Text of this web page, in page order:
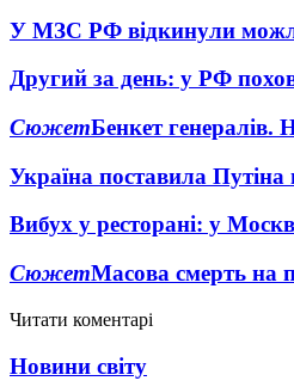
У МЗС РФ відкинули
Другий за день: у РФ
СюжетБенкет генералів.
Україна поставила
Вибух у ресторані: у
СюжетМасова смерть на
Читати коментарі
Новини світу